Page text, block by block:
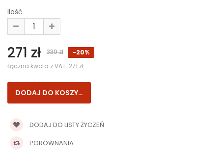
Ilość
271 zł 339 zł
-20%
Łączna kwota z VAT: 271 zł
DODAJ DO LISTY ŻYCZEŃ
PORÓWNANIA